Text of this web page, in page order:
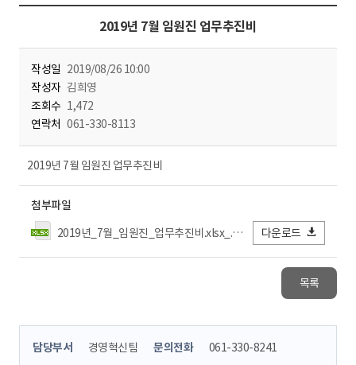
2019년 7월 임원진 업무추진비
작성일 2019/08/26 10:00
작성자 김희영
조회수 1,472
연락처 061-330-8113
2019년 7월 임원진 업무추진비
첨부파일
2019년_7월_임원진_업무추진비.xlsx_.xlsx
다운로드
목록
콘
담당부서 경영혁신팀 문의전화 061-330-8241